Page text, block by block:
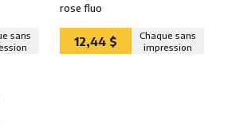
sans
rose fluo
12,44 $
Chaque sans
impression